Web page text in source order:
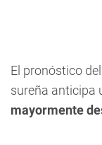
El pronóstico
sureña anticipa
mayormente